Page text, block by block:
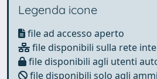
Legenda icone
file ad accesso aperto
file disponibili sulla rete
file disponibili agli utenti
file disponibili solo agli